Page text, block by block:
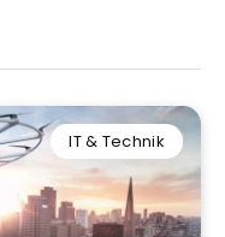
IT & Technik